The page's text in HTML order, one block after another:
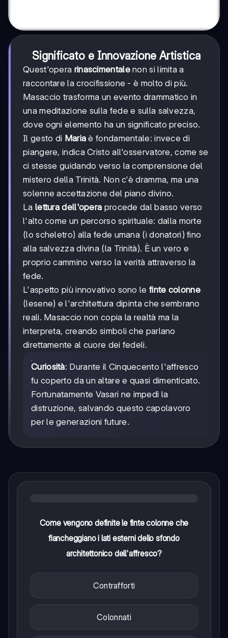
Significato e Innovazione Artistica
Quest'opera rinascimentalenon si limita a
raccontare la crocifissione - è molto di più.
Masaccio trasforma un evento drammatico in
una meditazione sulla fede e sulla salvezza,
dove ogni elemento ha un significato preciso.
Il gesto di Maria è fondamentale: invece di
piangere, indica Cristo all'osservatore, come se
ci stesse guidando verso la comprensione del
mistero della Trinità. Non c'è dramma, ma una
solenne accettazione del piano divino.
La lettura dell'opera procede dal basso verso
l'alto come un percorso spirituale: dalla morte
(lo scheletro) alla fede umana (i donatori) fino
alla salvezza divina (la Trinità). È un vero e
proprio cammino verso la verità attraverso la
fede.
L'aspetto più innovativo sono le finte colonne
(lesene) e l'architettura dipinta che sembrano
reali. Masaccio non copia la realtà ma la
interpreta, creando simboli che parlano
direttamente al cuore dei fedeli.
Curiosità: Durante il Cinquecento l'affresco
fu coperto da un altare e quasi dimenticato.
Fortunatamente Vasari ne impedì la
distruzione, salvando questo capolavoro
per le generazioni future.
Come vengono definite le finte colonne che
fiancheggiano i lati esterni dello sfondo
architettonico dell'affresco?
Contrafforti
Colonnati